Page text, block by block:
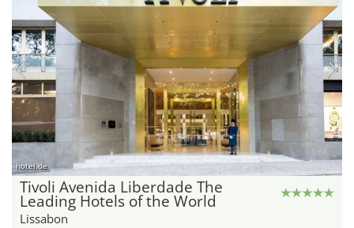
hotel.de
Tivoli Avenida Liberdade The
Leading Hotels of the World
Lissabon